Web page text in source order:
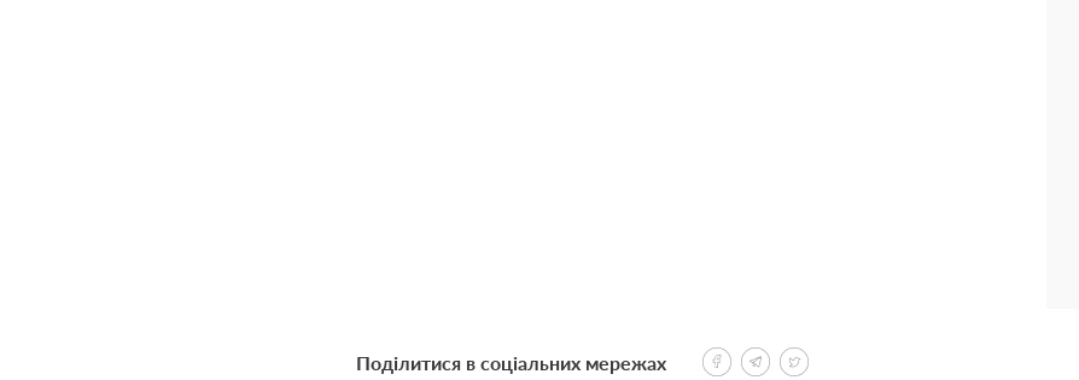
Поділитися в соціальних мережах